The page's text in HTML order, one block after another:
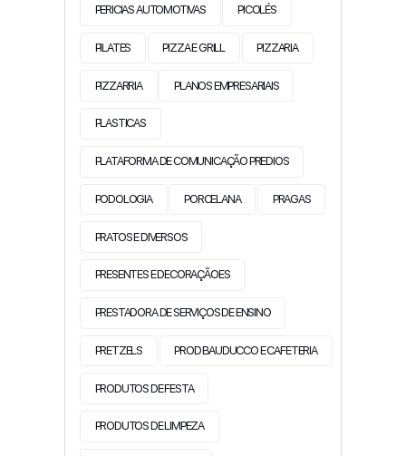
PERICIAS AUTOMOTIVAS PICOLÉS
PILATES PIZZA E GRILL PIZZARIA
PIZZARRIA PLANOS EMPRESARIAIS
PLASTICAS
PLATAFORMA DE COMUNICAÇÃO PREDIOS
PODOLOGIA PORCELANA PRAGAS
PRATOS E DIVERSOS
PRESENTES E DECORAÇÃOES
PRESTADORA DE SERVIÇOS DE ENSINO
PRETZELS PROD BAUDUCCO E CAFETERIA
PRODUTOS DE FESTA
PRODUTOS DE LIMPEZA